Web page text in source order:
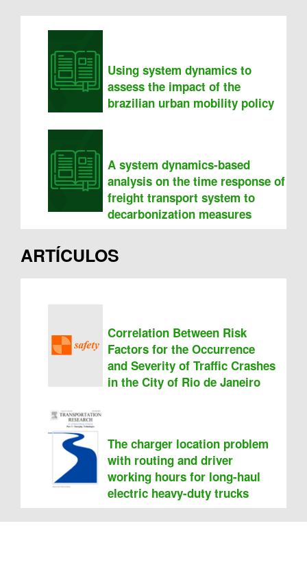
Using system dynamics to
assess the impact of the
brazilian urban mobility policy
A system dynamics-based
analysis on the time response of
freight transport system to
decarbonization measures
ARTÍCULOS
Correlation Between Risk
Factors for the Occurrence
and Severity of Traffic Crashes
in the City of Rio de Janeiro
The charger location problem
with routing and driver
working hours for long-haul
electric heavy-duty trucks